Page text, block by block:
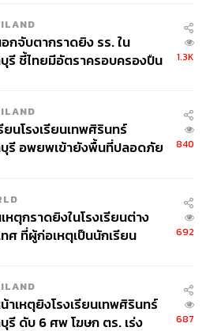
กจับตากราดยิง รร. ใน
รี ชี้ไทยมีอัตราครอบครองปืน
1.3K
ยนโรงเรียนเทพศิรินทร์
รี อพยพเข้ายังพื้นที่ปลอดภัย
840
หตุกราดยิงในโรงเรียนต่าง
ทศ ที่ผู้ก่อเหตุเป็นนักเรียน
692
าเหตุยิงโรงเรียนเทพศิรินทร์
รี ดับ 6 ศพ โฆษก ตร. เร่ง
687